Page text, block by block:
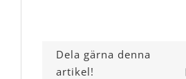
Dela gärna denna
artikel!